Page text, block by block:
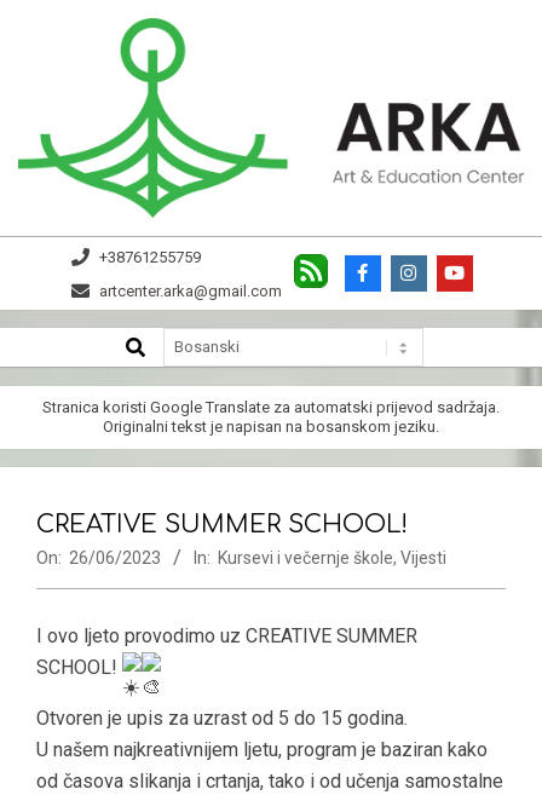
ARKA
+38761255759
artcenter.arka@gmail.com
Navigation
Menu
SEARCH
Stranica koristi Google Translate za automatski prijevod sadržaja.
Originalni tekst je napisan na bosanskom jeziku.
CREATIVE SUMMER SCHOOL!
On: 26/06/2023 In: Kursevi i večernje škole, Vijesti
I ovo ljeto provodimo uz CREATIVE SUMMER
SCHOOL!
Otvoren je upis za uzrast od 5 do 15 godina.
U našem najkreativnijem ljetu, program je baziran kako
od časova slikanja i crtanja, tako i od učenja samostalne